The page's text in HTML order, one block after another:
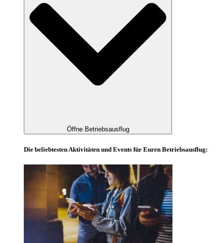
Öffne Betriebsausflug
Die beliebtesten Aktivitäten und Events für Euren Betriebsausflug: